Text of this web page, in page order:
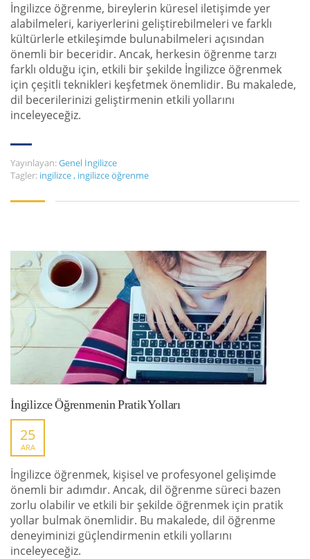
İngilizce öğrenme, bireylerin küresel iletişimde yer
alabilmeleri, kariyerlerini geliştirebilmeleri ve farklı
kültürlerle etkileşimde bulunabilmeleri açısından
önemli bir beceridir. Ancak, herkesin öğrenme tarzı
farklı olduğu için, etkili bir şekilde İngilizce öğrenmek
için çeşitli teknikleri keşfetmek önemlidir. Bu makalede,
dil becerilerinizi geliştirmenin etkili yollarını
inceleyeceğiz.
Yayınlayan:Genel İngilizce
Tagler: ingilizce, ingilizce öğrenme
İngilizce Öğrenmenin Pratik Yolları
25
ARA
İngilizce öğrenmek, kişisel ve profesyonel gelişimde
önemli bir adımdır. Ancak, dil öğrenme süreci bazen
zorlu olabilir ve etkili bir şekilde öğrenmek için pratik
yollar bulmak önemlidir. Bu makalede, dil öğrenme
deneyiminizi güçlendirmenin etkili yollarını
inceleyeceğiz.